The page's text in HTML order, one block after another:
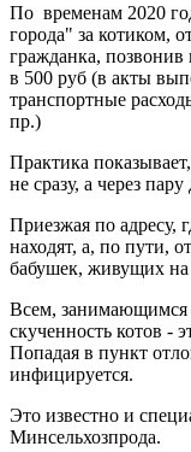
По временам 2020
города" за котиком,
гражданка, позвонив
в 500 руб (в акты
транспортные
пр.)
Практика
не сразу, а через пару
Приезжая по адресу,
находят, а, по пути,
бабушек, живущих на
Всем,
скученность котов -
Попадая в пункт
инфицируется.
Это известно и
Минсельхозпрода.